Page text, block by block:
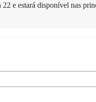
e estará disponível nas